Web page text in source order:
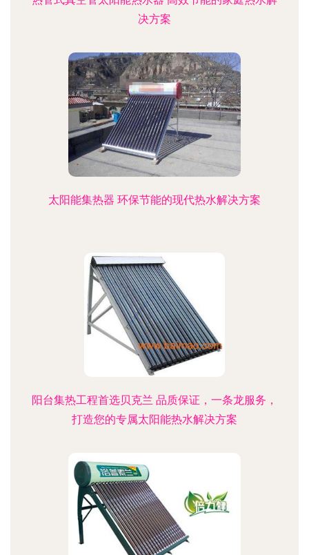
决方案
太阳能集热器 环保节能的现代热水解决方案
阳台集热工程首选贝克兰 品质保证，一条龙服务，
打造您的专属太阳能热水解决方案